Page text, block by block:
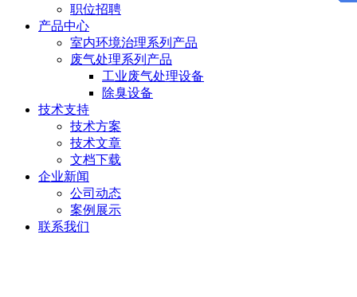
职位招聘
产品中心
室内环境治理系列产品
废气处理系列产品
工业废气处理设备
除臭设备
技术支持
技术方案
技术文章
文档下载
企业新闻
公司动态
案例展示
联系我们